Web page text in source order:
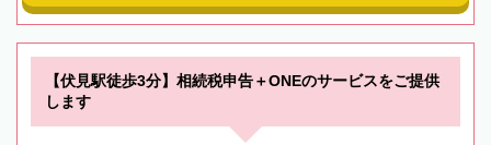
【伏見駅徒歩3分】相続税申告＋ONEのサービスをご提供
します